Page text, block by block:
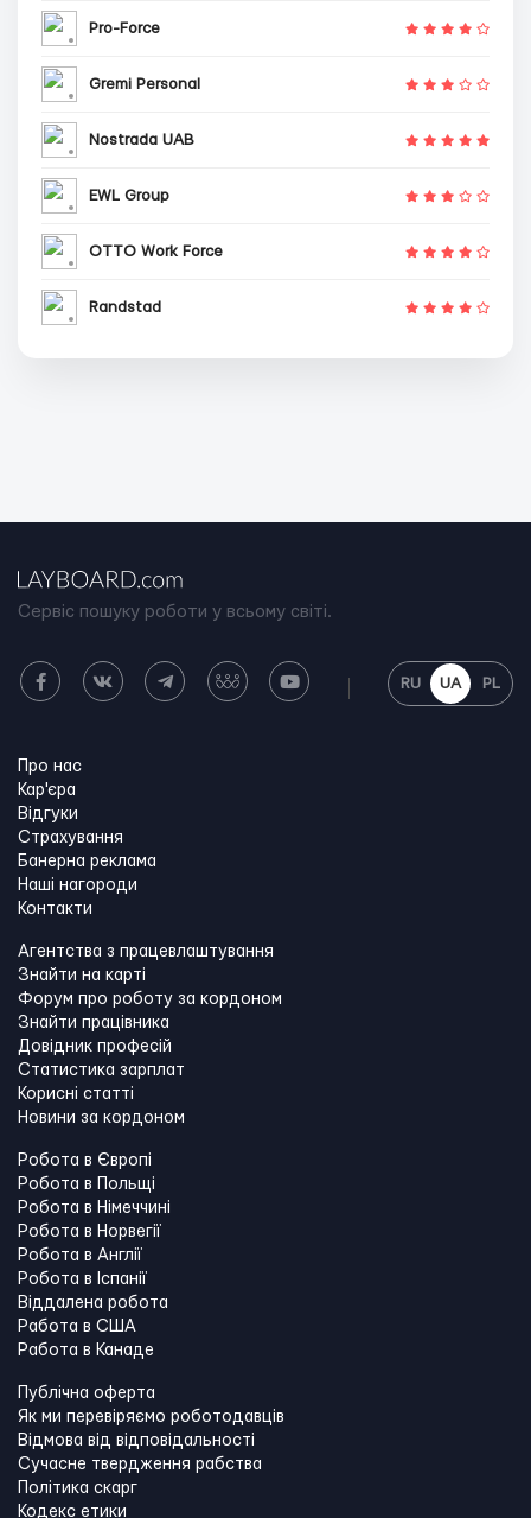
Pro-Force
Gremi Personal
Nostrada UAB
EWL Group
OTTO Work Force
Randstad
Сервіс пошуку роботи у всьому світі.
RU UA PL
Про нас
Кар'єра
Відгуки
Страхування
Банерна реклама
Наші нагороди
Контакти
Агентства з працевлаштування
Знайти на карті
Форум про роботу за кордоном
Знайти працівника
Довідник професій
Статистика зарплат
Корисні статті
Новини за кордоном
Робота в Європі
Робота в Польщі
Робота в Німеччині
Робота в Норвегії
Робота в Англії
Робота в Іспанії
Віддалена робота
Работа в США
Работа в Канадe
Публічна оферта
Як ми перевіряємо роботодавців
Відмова від відповідальності
Сучасне твердження рабства
Політика скарг
Кодекс етики